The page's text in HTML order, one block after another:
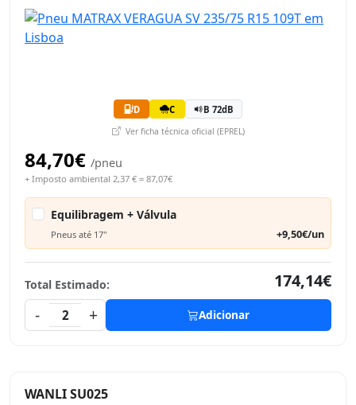
D C B 72dB
Ver ficha técnica oficial (EPREL)
84,70€ /pneu
+ Imposto ambiental 2,37 € = 87,07€
Equilibragem + Válvula
Pneus até 17" +9,50€/un
Total Estimado:
174,14€
-
2 + Adicionar
WANLI SU025